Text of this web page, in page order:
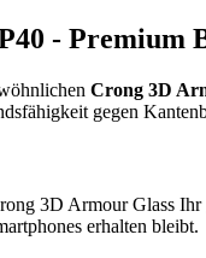
- Premium
Crong 3D
gegen
3D Armour Glass
erhalten bleibt.